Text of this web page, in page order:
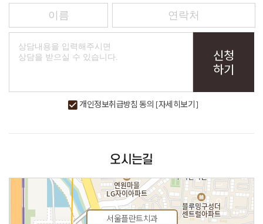
신청
하기
개인정보취급방침 동의 [자세히보기]
오시는길
서울플란트치과